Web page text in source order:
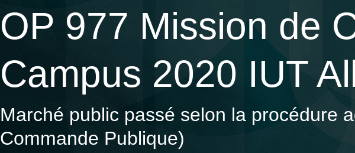
OP 977 Mission de
Campus 2020 IUT
Marché public passé selon la procédure
Commande Publique)